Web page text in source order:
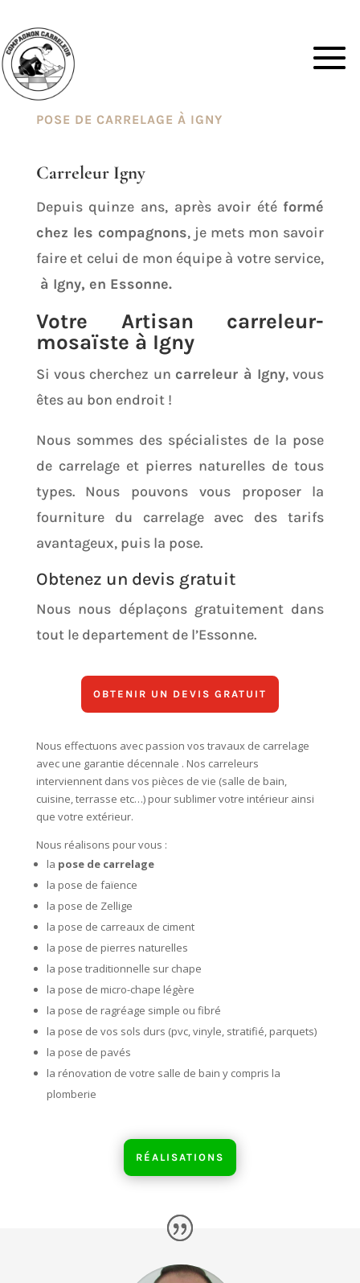
POSE DE CARRELAGE À IGNY
Carreleur Igny
Depuis quinze ans, après avoir été formé
chez les compagnons, je mets mon savoir
faire et celui de mon équipe à votre service,
à Igny, en Essonne.
Votre Artisan carreleur-
mosaïste à Igny
Si vous cherchez un carreleur à Igny, vous
êtes au bon endroit !
Nous sommes des spécialistes de la pose
de carrelage et pierres naturelles de tous
types. Nous pouvons vous proposer la
fourniture du carrelage avec des tarifs
avantageux, puis la pose.
Obtenez un devis gratuit
Nous nous déplaçons gratuitement dans
tout le departement de l’Essonne.
OBTENIR UN DEVIS GRATUIT
Nous effectuons avec passion vos travaux de carrelage
avec une garantie décennale . Nos carreleurs
interviennent dans vos pièces de vie (salle de bain,
cuisine, terrasse etc…) pour sublimer votre intérieur ainsi
que votre extérieur.
Nous réalisons pour vous :
la pose de carrelage
la pose de faïence
la pose de Zellige
la pose de carreaux de ciment
la pose de pierres naturelles
la pose traditionnelle sur chape
la pose de micro-chape légère
la pose de ragréage simple ou fibré
la pose de vos sols durs (pvc, vinyle, stratifié, parquets)
la pose de pavés
la rénovation de votre salle de bain y compris la
plomberie
RÉALISATIONS